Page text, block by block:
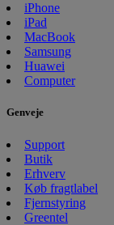
iPhone
iPad
MacBook
Samsung
Huawei
Computer
Genveje
Support
Butik
Erhverv
Køb fragtlabel
Fjernstyring
Greentel